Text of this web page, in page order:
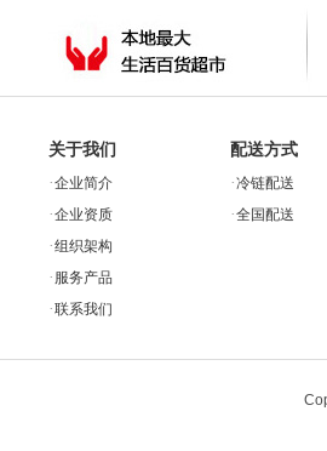
关于我们
·企业简介
·企业资质
·组织架构
· 服务产品
·联系我们
配送方式
·冷链配送
·全国配送